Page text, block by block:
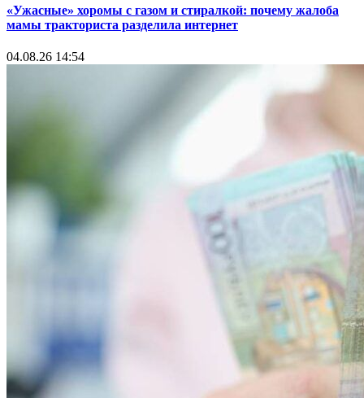
«Ужасные» хоромы с газом и стиралкой: почему жалоба
мамы тракториста разделила интернет
04.08.26 14:54